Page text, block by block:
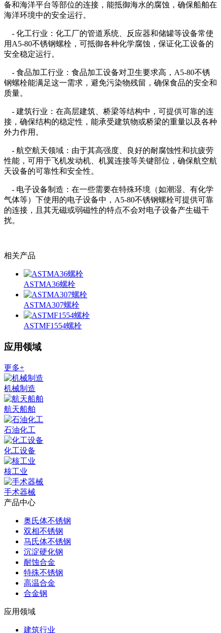
备和海洋平台等部位的连接，能抵御海水的腐蚀，确保船舶在
海洋环境中的安全运行。
- 化工行业：化工厂的管道系统、反应器和储罐等设备常使
用A5-80不锈钢螺栓，可抵御各种化学腐蚀，保证化工设备的
安全稳定运行。
- 食品加工行业：食品加工设备对卫生要求高，A5-80不锈
钢螺栓能满足这一需求，避免污染物残留，确保食品的安全和
质量。
- 建筑行业：在高层建筑、桥梁等结构中，可提供可靠的连
接，确保结构的稳定性，能承受建筑物或桥梁的重量以及各种
外力作用。
- 航空航天领域：由于其高强度、良好的耐腐蚀性和抗疲劳
性能，可用于飞机发动机、机翼连接等关键部位，确保航空航
天设备的可靠性和安全性。
- 电子设备制造：在一些需要在特殊环境（如潮湿、有化学
气体等）下使用的电子设备中，A5-80不锈钢螺栓可提供可靠
的连接，且其无磁或弱磁性的特点不会对电子设备产生磁干
扰。
相关产品
ASTMA36螺栓
ASTMA307螺栓
ASTMF1554螺栓
应用领域
更多+
机械制造
航天船舶
石油化工
化工设备
核工业
手术器械
产品中心
奥氏体不锈钢
双相不锈钢
马氏体不锈钢
沉淀硬化钢
耐蚀合金
特殊不锈钢
高温合金
合金钢
应用领域
建筑行业